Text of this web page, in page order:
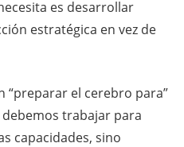
es desarrollar
estratégica en vez de
“preparar el cerebro para”
trabajar para
capacidades, sino